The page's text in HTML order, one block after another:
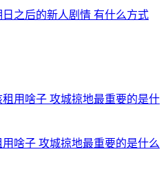
之后的新人剧情 有什么方式
啥子 攻城掠地最重要的是什么